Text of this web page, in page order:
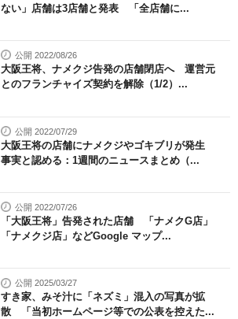
ない」店舗は3店舗と発表 「全店舗に...
公開 2022/08/26
大阪王将、ナメクジ告発の店舗閉店へ 運営元
とのフランチャイズ契約を解除（1/2）...
公開 2022/07/29
大阪王将の店舗にナメクジやゴキブリが発生
事実と認める：1週間のニュースまとめ（...
公開 2022/07/26
「大阪王将」告発された店舗 「ナメクG店」
「ナメクジ店」などGoogle マップ...
公開 2025/03/27
すき家、みそ汁に「ネズミ」混入の写真が拡
散 「当初ホームページ等での公表を控えた...